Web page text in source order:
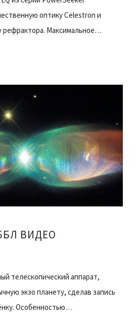
оптику Celestron и
рефрактора. Максимальное…
ВИДЕО
телескопический аппарат,
экзо планету, сделав запись
Особенностью…